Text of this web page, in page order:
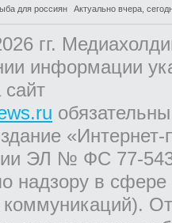
для россиян Актуально вчера,
гг.
информации
ЭЛ № ФС 77-
надзору в